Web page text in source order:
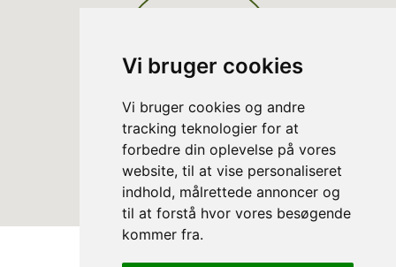
Vi bruger cookies
Vi bruger cookies og andre
tracking teknologier for at
forbedre din oplevelse på vores
website, til at vise personaliseret
indhold, målrettede annoncer og
til at forstå hvor vores besøgende
kommer fra.